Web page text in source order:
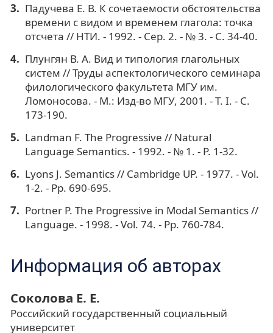
Падучева Е. В. К сочетаемости обстоятельства
времени с видом и временем глагола: точка
отсчета // НТИ. - 1992. - Сер. 2. - № 3. - С. 34-40.
Плунгян В. А. Вид и типология глагольных
систем // Труды аспектологического семинара
филологического факультета МГУ им.
Ломоносова. - М.: Изд-во МГУ, 2001. - Т. I. - С.
173-190.
Landman F. The Progressive // Natural
Language Semantics. - 1992. - № 1. - P. 1-32.
Lyons J. Semantics // Cambridge UP. - 1977. - Vol.
1-2. - Pр. 690-695.
Portner P. The Progressive in Modal Semantics //
Language. - 1998. - Vol. 74. - Pр. 760-784.
Информация об авторах
Соколова Е. Е.
Российский государственный социальный
университет